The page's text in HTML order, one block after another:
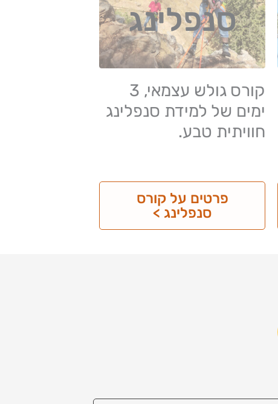
קורס גולש עצמאי, 3
ימים של למידת סנפלינג
חוויתית טבע.
סנפלינג
פרטים על קורס
סנפלינג >